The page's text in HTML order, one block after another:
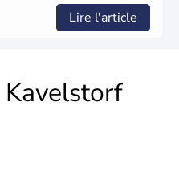
Lire l'article
Kavelstorf